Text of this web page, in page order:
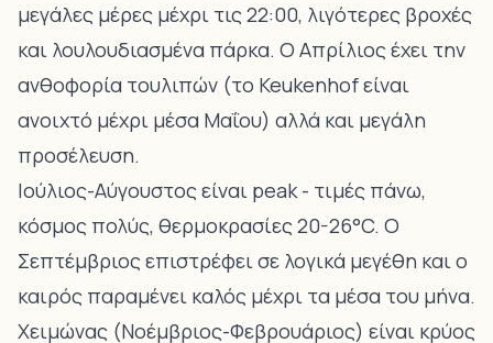
μεγάλες μέρες μέχρι τις 22:00, λιγότερες βροχές
και λουλουδιασμένα πάρκα. Ο Απρίλιος έχει την
ανθοφορία τουλιπών (το Keukenhof είναι
ανοιχτό μέχρι μέσα Μαΐου) αλλά και μεγάλη
προσέλευση.
Ιούλιος-Αύγουστος είναι peak - τιμές πάνω,
κόσμος πολύς, θερμοκρασίες 20-26°C. Ο
Σεπτέμβριος επιστρέφει σε λογικά μεγέθη και ο
καιρός παραμένει καλός μέχρι τα μέσα του μήνα.
Χειμώνας (Νοέμβριος-Φεβρουάριος) είναι κρύος